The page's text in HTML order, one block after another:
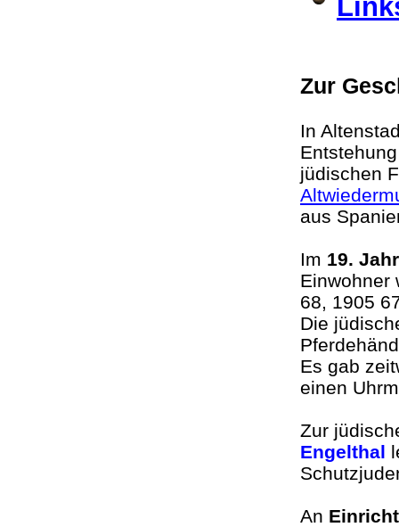
Zur
In
jüdischen
aus
Im 19.
Einwohner
68, 1905
Die
Es gab
einen
Zur
Engelthal
An